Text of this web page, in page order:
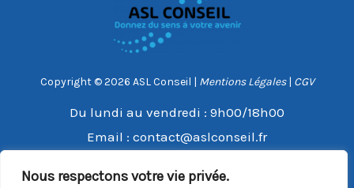
Nous respectons votre vie privée.
Copyright © 2026 ASL Conseil | Mentions Légales | CGV
Du lundi au vendredi : 9h00/18h00
Email : contact@aslconseil.fr